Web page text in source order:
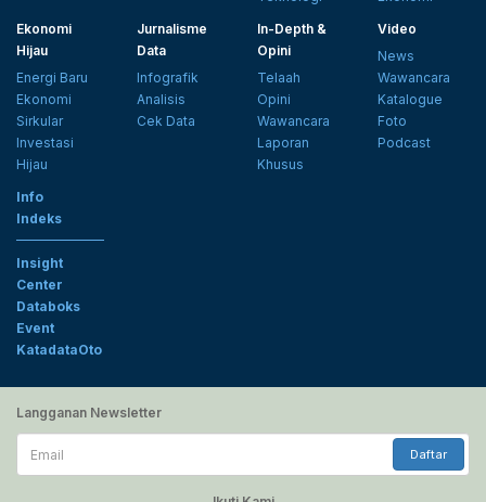
Ekonomi
Hijau
Energi Baru
Ekonomi
Sirkular
Investasi
Hijau
Jurnalisme
Data
Infografik
Analisis
Cek Data
In-Depth &
Opini
Telaah
Opini
Wawancara
Laporan
Khusus
Video
News
Wawancara
Katalogue
Foto
Podcast
Info
Indeks
Insight
Center
Databoks
Event
KatadataOto
Langganan Newsletter
Email
Daftar